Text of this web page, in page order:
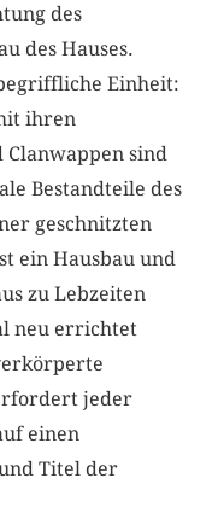
des
des Hauses.
Einheit:
ihren
sind
Bestandteile des
geschnitzten
ein Hausbau und
zu Lebzeiten
neu errichtet
jeder
einen
Titel der